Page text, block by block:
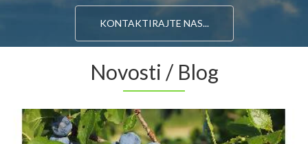
KONTAKTIRAJTE NAS...
Novosti / Blog